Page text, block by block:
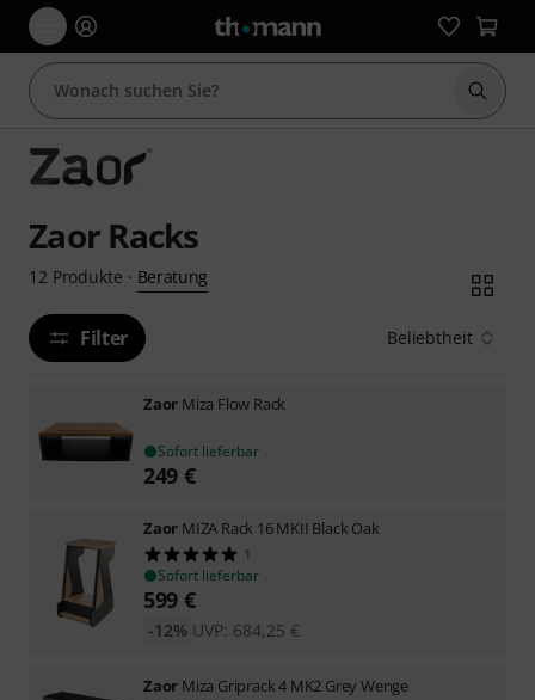
Suche
Zaor Racks
12 Produkte · Beratung
Filter Beliebtheit
Zaor Miza Flow Rack
Sofort lieferbar
249 €
Zaor MIZA Rack 16 MKII Black Oak
1
Sofort lieferbar
599 €
UVP: 684,25 €
-12%
Zaor Miza Griprack 4 MK2 Grey Wenge